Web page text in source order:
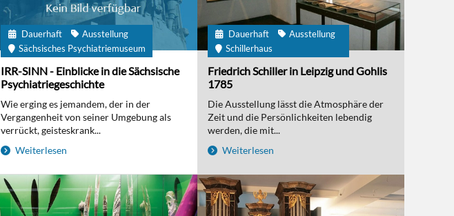
Dauerhaft
Ausstellung
Sächsisches Psychiatriemuseum
IRR-SINN - Einblicke in die Sächsische
Psychiatriegeschichte
Wie erging es jemandem, der in der
Vergangenheit von seiner Umgebung als
verrückt, geisteskrank...
Weiterlesen
Dauerhaft
Ausstellung
Schillerhaus
Friedrich Schiller in Leipzig und Gohlis
1785
Die Ausstellung lässt die Atmosphäre der
Zeit und die Persönlichkeiten lebendig
werden, die mit...
Weiterlesen